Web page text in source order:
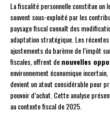
La fiscalité personnelle constitue un
souvent sous-exploité par les
paysage fiscal connaît des
adaptation stratégique. Les
ajustements du barème de l’impôt
fiscales, offrent denouvelles
environnement économique
devient un atout considérable pour
pouvoir d’achat. Cette analyse
au contexte fiscal de 2025.